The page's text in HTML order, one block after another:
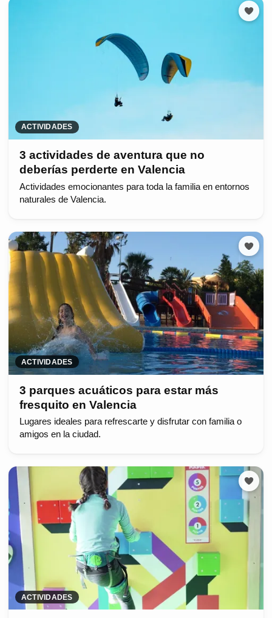
ACTIVIDADES
3 actividades de aventura que no
deberías perderte en Valencia
Actividades emocionantes para toda la familia en entornos
naturales de Valencia.
ACTIVIDADES
3 parques acuáticos para estar más
fresquito en Valencia
Lugares ideales para refrescarte y disfrutar con familia o
amigos en la ciudad.
ACTIVIDADES